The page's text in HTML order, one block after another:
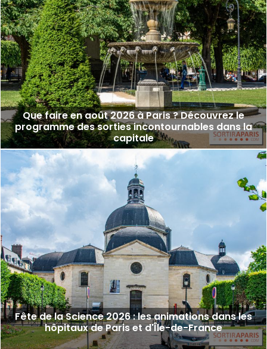
Que faire en août 2026 à Paris ? Découvrez le
programme des sorties incontournables dans la
capitale
Fête de la Science 2026 : les animations dans les
hôpitaux de Paris et d'Île-de-France